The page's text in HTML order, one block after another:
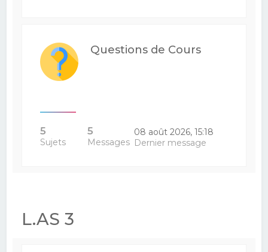
Questions de Cours
5
Sujets
5
Messages
08 août 2026, 15:18
Dernier message
L.AS 3